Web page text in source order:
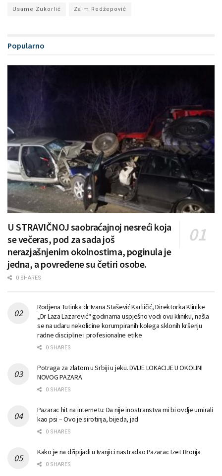
Usame Zukorlić Zaim Redžepović
Popularno
U STRAVIČNOJ saobraćajnoj nesreći koja
se večeras, pod za sada još
nerazjašnjenim okolnostima, poginula je
jedna, a povređene su četiri osobe.
0 SHARES
Rodjena Tutinka dr Ivana Stašević Karliičić, Direktorka Klinike
„Dr Laza Lazarević“ godinama uspješno vodi ovu kliniku, našla
se na udaru nekolicine korumpiranih kolega sklonih kršenju
radne discipline i profesionalne etike
0 SHARES
Potraga za zlatom u Srbiji u jeku. DVIJE LOKACIJE U OKOLINI
NOVOG PAZARA
0 SHARES
Pazarac hit na internetu: Da nije inostranstva mi bi ovdje umirali
kao psi – Ovo je sirotinja, bijeda, jad
0 SHARES
Kako je na džipijadi u Ivanjici nastradao Pazarac Izet Bronja
0 SHARES